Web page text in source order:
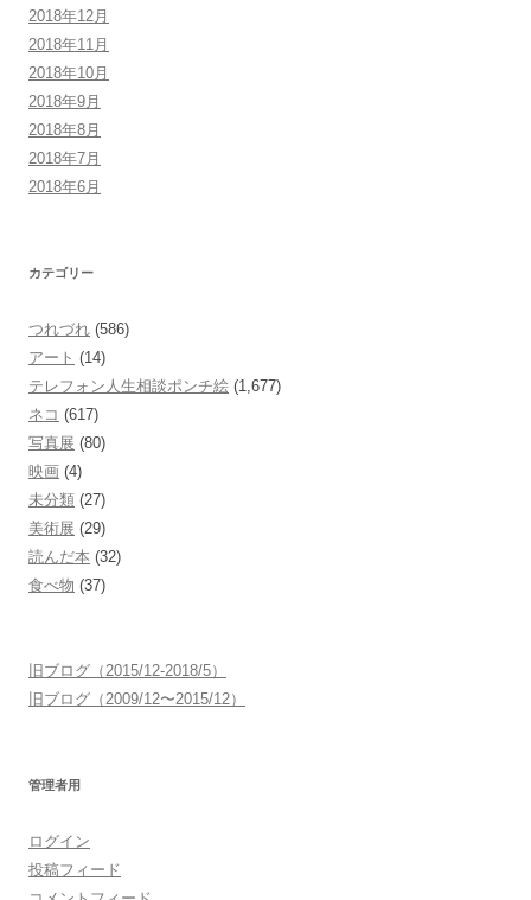
2018年12月
2018年11月
2018年10月
2018年9月
2018年8月
2018年7月
2018年6月
カテゴリー
つれづれ (586)
アート (14)
テレフォン人生相談ポンチ絵 (1,677)
ネコ (617)
写真展 (80)
映画 (4)
未分類 (27)
美術展 (29)
読んだ本 (32)
食べ物 (37)
旧ブログ（2015/12-2018/5）
旧ブログ（2009/12〜2015/12）
管理者用
ログイン
投稿フィード